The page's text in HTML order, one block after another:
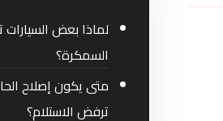
لماذا بعض
السمكرة؟
متى يكون إصلاح
ترفض الاستلام؟